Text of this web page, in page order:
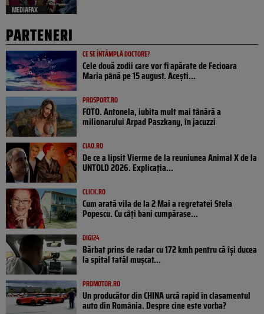
MEDIAFAX
PARTENERI
CE SE ÎNTÂMPLĂ DOCTORE?
Cele două zodii care vor fi apărate de Fecioara
Maria până pe 15 august. Acești...
PROSPORT.RO
FOTO. Antonela, iubita mult mai tânără a
milionarului Arpad Paszkany, în jacuzzi
CIAO.RO
De ce a lipsit Vierme de la reuniunea Animal X de la
UNTOLD 2026. Explicația...
CLICK.RO
Cum arată vila de la 2 Mai a regretatei Stela
Popescu. Cu câți bani cumpărase...
DIGI24
Bărbat prins de radar cu 172 kmh pentru că își ducea
la spital tatăl muşcat...
PROMOTOR.RO
Un producător din CHINA urcă rapid în clasamentul
auto din România. Despre cine este vorba?